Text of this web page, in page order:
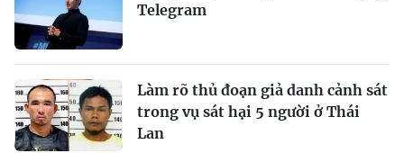
Telegram
Làm rõ thủ đoạn giả danh cảnh sát
trong vụ sát hại 5 người ở Thái
Lan